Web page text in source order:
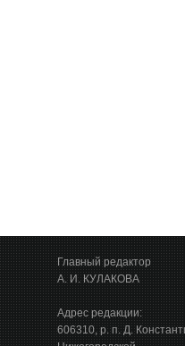
Главный редактор
А. И. КУЛАКОВА
Адрес редакции:
606310, р. п. Д.